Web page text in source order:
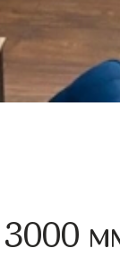
3000